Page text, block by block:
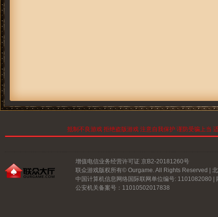
抵制不良游戏 拒绝盗版游戏 注意自我保护 谨防受骗上当
增值电信业务经营许可证 京B2-20181260号
联众游戏版权所有© Ourgame. All Rights Reserved |
中国计算机信息网络国际联网单位编号: 1101082080
公安机关备案号：11010502017838